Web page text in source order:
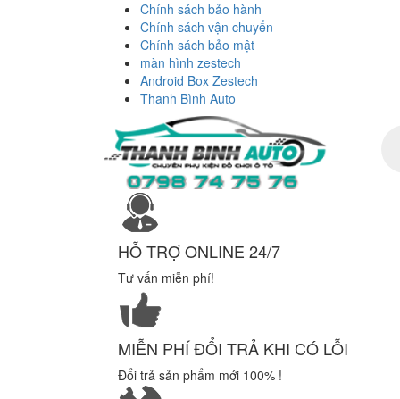
Chính sách bảo hành
Chính sách vận chuyển
Chính sách bảo mật
màn hình zestech
Android Box Zestech
Thanh Bình Auto
HỖ TRỢ ONLINE 24/7
Tư vấn miễn phí!
MIỄN PHÍ ĐỔI TRẢ KHI CÓ LỖI
Đổi trả sản phẩm mới 100% !